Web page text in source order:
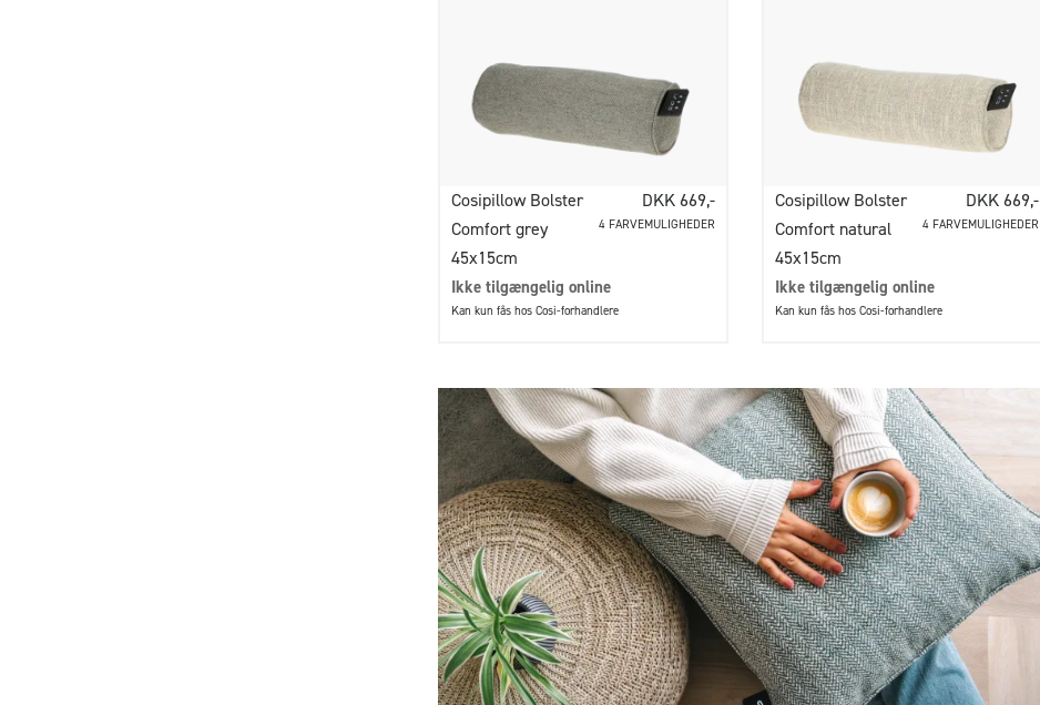
Cosipillow Bolster
Comfort grey
45x15cm
DKK 669,-
4 FARVEMULIGHEDER
Ikke tilgængelig online
Kan kun fås hos Cosi-forhandlere
Cosipillow Bolster
Comfort natural
45x15cm
DKK 669,-
4 FARVEMULIGHEDER
Ikke tilgængelig online
Kan kun fås hos Cosi-forhandlere